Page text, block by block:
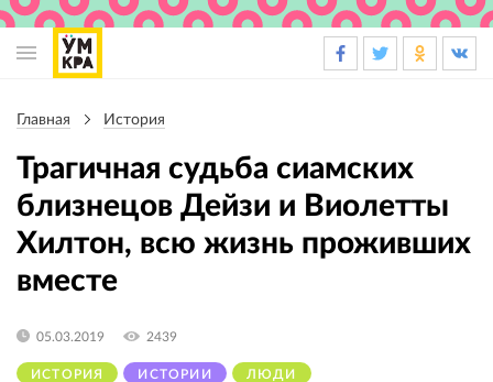
навигации
Главная История
Трагичная судьба сиамских
близнецов Дейзи и Виолетты
Хилтон, всю жизнь проживших
вместе
ИСТОРИЯ ИСТОРИИ ЛЮДИ
05.03.2019 2439